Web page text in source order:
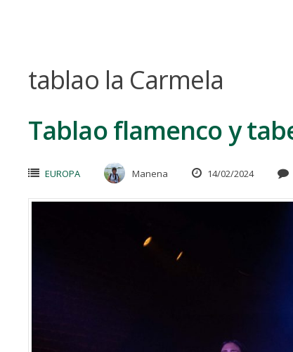
tablao la Carmela
Tablao flamenco y
EUROPA Manena 14/02/2024